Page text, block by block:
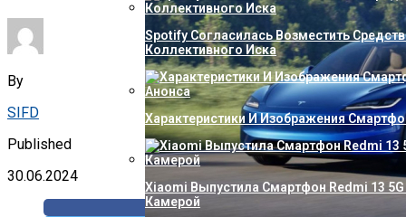
Spotify Согласилась Возместить
Коллективного Иска
Характеристики И Изображения
Xiaomi Выпустила Смартфон Redmi 13
Камерой
By
SIFD
Published
30.06.2024